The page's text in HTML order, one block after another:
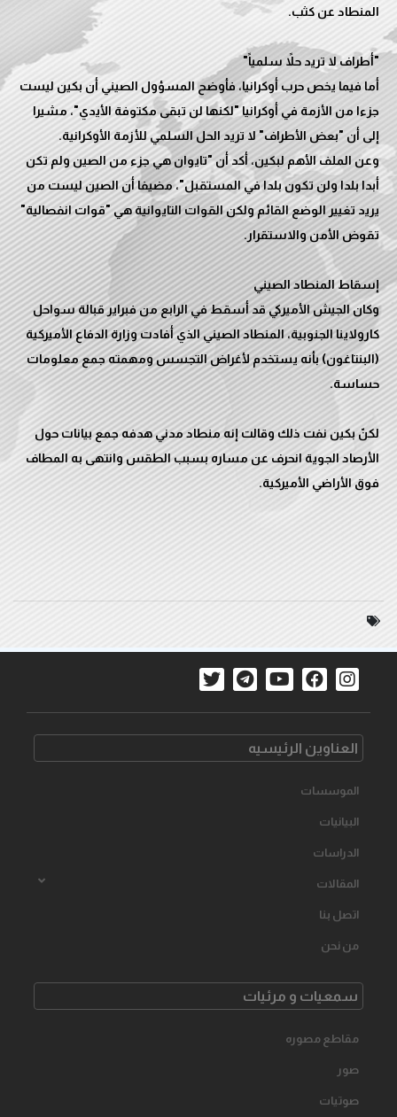
أما فيما يخص حرب أوكرانيا، فأوضح المسؤول الصيني أن بكين ليست
جزءا من الأزمة في أوكرانيا "لكنها لن تبقى مكتوفة الأيدي"، مشيرا
وعن الملف الأهم لبكين، أكد أن "تايوان هي جزء من الصين ولم تكن
أبدا بلدا ولن تكون بلدا في المستقبل"، مضيفا أن الصين ليست من
يريد تغيير الوضع القائم ولكن القوات التايوانية هي "قوات انفصالية"
وكان الجيش الأميركي قد أسقط في الرابع من فبراير قبالة سواحل
كارولاينا الجنوبية، المنطاد الصيني الذي أفادت وزارة الدفاع الأميركية
(البنتاغون) بأنه يستخدم لأغراض التجسس ومهمته جمع معلومات
لكنّ بكين نفت ذلك وقالت إنه منطاد مدني هدفه جمع بيانات حول
الأرصاد الجوية انحرف عن مساره بسبب الطقس وانتهى به المطاف
فوق الأراضي الأميركية.
العناوین الرئیسیه
الموسسات
البیانیات
الدراسات
المقالات
اتصل بنا
من نحن
سمعیات و مرئیات
مقاطع مصوره
صور
صوتیات